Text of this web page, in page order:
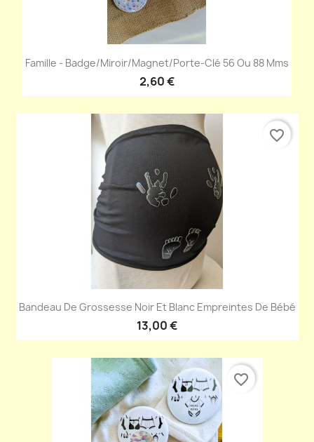
Famille - Badge/miroir/magnet/Porte-Clé 56 Ou 88 Mms
2,60 €
Bandeau De Grossesse Noir Et Blanc Empreintes De Bébé
13,00 €
favorite_border
favorite_border